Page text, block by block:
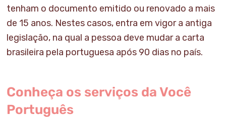
tenham o documento emitido ou renovado a mais
de 15 anos. Nestes casos, entra em vigor a antiga
legislação, na qual a pessoa deve mudar a carta
brasileira pela portuguesa após 90 dias no país.
Conheça os serviços da Você
Português